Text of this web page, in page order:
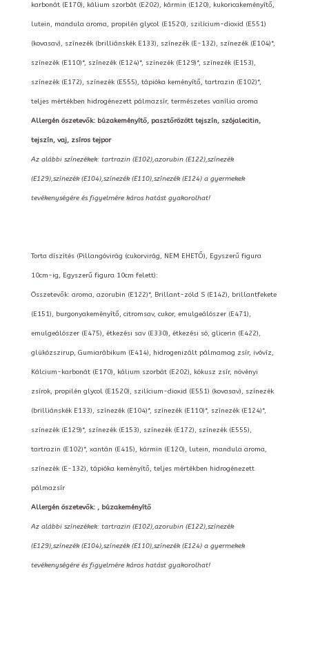
karbonát (E170), kálium szorbát (E202), kármin (E120), kukoricakeményítő,
lutein, mandula aroma, propilén glycol (E1520), szilícium-dioxid (E551)
(kovasav), színezék (brilliánskék E133), színezék (E-132), színezék (E104)*,
színezék (E110)*, színezék (E124)*, színezék (E129)*, színezék (E153),
színezék (E172), színezék (E555), tápióka keményítő, tartrazin (E102)*,
teljes mértékben hidrogénezett pálmazsír, természetes vanília aroma
Allergén öszetevők: búzakeményítő, pasztőrözött tejszín, szójalecitin,
tejszín, vaj, zsíros tejpor
Az alábbi színezékek: tartrazin (E102),azorubin (E122),színezék
(E129),színezék (E104),színezék (E110),színezék (E124) a gyermekek
tevékenységére és figyelmére káros hatást gyakorolhat!
Torta díszítés (Pillangóvirág (cukorvirág, NEM EHETŐ), Egyszerű figura
10cm-ig, Egyszerű figura 10cm felett):
Összetevők: aroma, azorubin (E122)*, Brillant-zöld S (E142), brillantfekete
(E151), burgonyakeményítő, citromsav, cukor, emulgeálószer (E471),
emulgeálószer (E475), étkezési sav (E330), étkezési só, glicerin (E422),
glükózszirup, Gumiarábikum (E414), hidrogenizált pálmamag zsír, ivóvíz,
Kálcium-karbonát (E170), kálium szorbát (E202), kókusz zsír, növényi
zsírok, propilén glycol (E1520), szilícium-dioxid (E551) (kovasav), színezék
(brilliánskék E133), színezék (E104)*, színezék (E110)*, színezék (E124)*,
színezék (E129)*, színezék (E153), színezék (E172), színezék (E555),
tartrazin (E102)*, xantán (E415), kármin (E120), lutein, mandula aroma,
színezék (E-132), tápióka keményítő, teljes mértékben hidrogénezett
pálmazsír
Allergén öszetevők: , búzakeményítő
Az alábbi színezékek: tartrazin (E102),azorubin (E122),színezék
(E129),színezék (E104),színezék (E110),színezék (E124) a gyermekek
tevékenységére és figyelmére káros hatást gyakorolhat!